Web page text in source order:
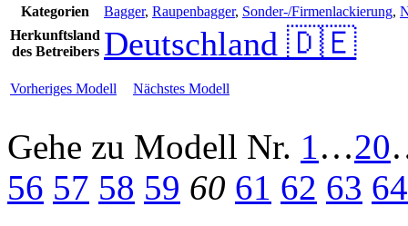
Kategorien Bagger, Raupenbagger, Sonder-/Firmenlackierung,
Herkunftsland
des Betreibers Deutschland 🇩🇪
Vorheriges Modell Nächstes Modell
Gehe zu Modell Nr. 1…20
56 57 58 59 60 61 62 63 64